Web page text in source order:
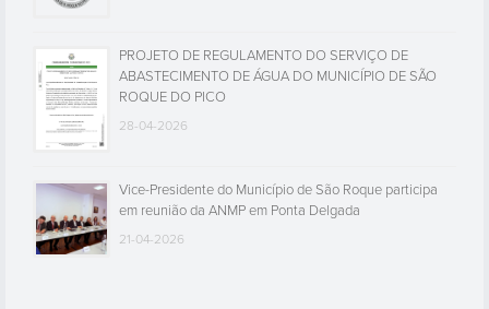
PROJETO DE REGULAMENTO DO SERVIÇO DE
ABASTECIMENTO DE ÁGUA DO MUNICÍPIO DE SÃO
ROQUE DO PICO
28-04-2026
Vice-Presidente do Município de São Roque participa
em reunião da ANMP em Ponta Delgada
21-04-2026